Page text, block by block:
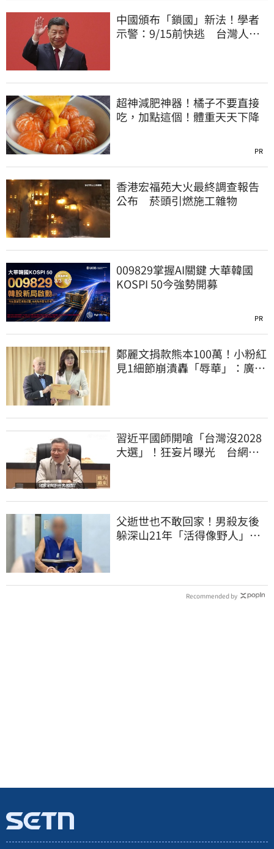
中國頒布「鎖國」新法！學者
示警：9/15前快逃 台灣人也
超神減肥神器！橘子不要直接
吃，加點這個！體重天天下降
PR
香港宏福苑大火最終調查報告
公布 菸頭引燃施工雜物
009829掌握AI關鍵 大華韓國
KOSPI 50今強勢開募
PR
鄭麗文捐款熊本100萬！小粉紅
見1細節崩潰轟「辱華」：廣西
習近平國師開嗆「台灣沒2028
大選」！狂妄片曝光 台網
父逝世也不敢回家！男殺友後
躲深山21年「活得像野人」 1
Recommended by